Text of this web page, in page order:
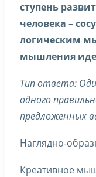
ступень
человека –
логическим
мышления
Тип ответа:
одного
предложенных
Наглядно-
Креативное